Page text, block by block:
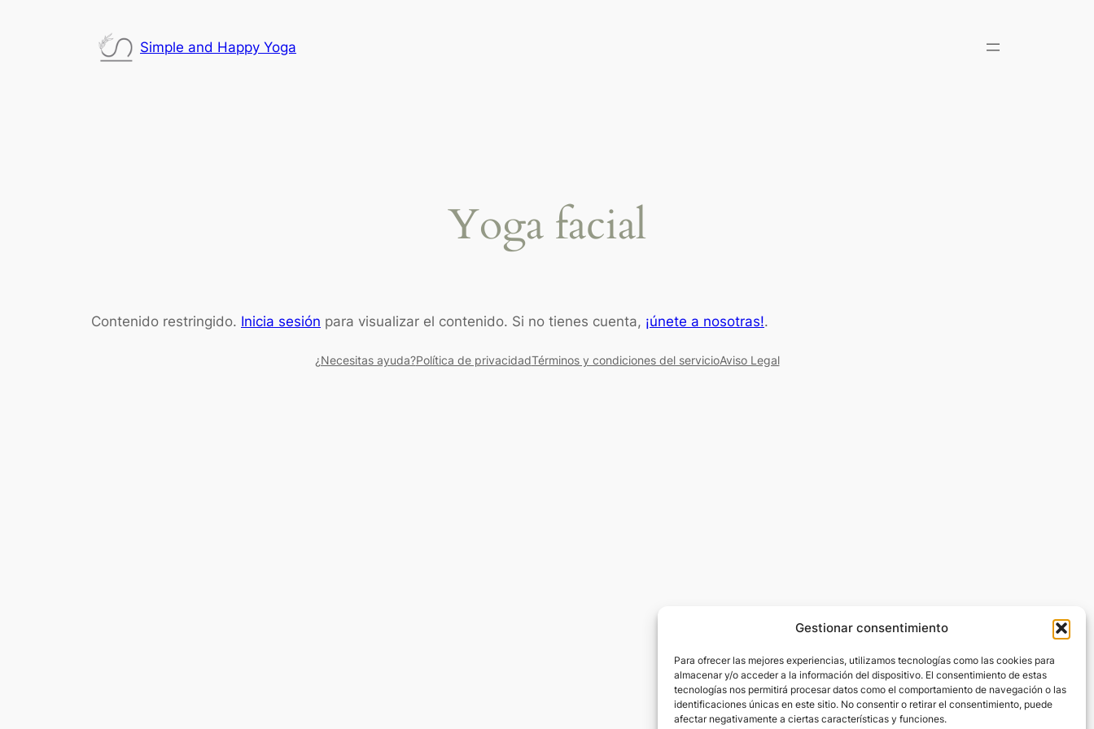
Gestionar consentimiento
Para ofrecer las mejores experiencias, utilizamos tecnologías como las cookies para
almacenar y/o acceder a la información del dispositivo. El consentimiento de estas
tecnologías nos permitirá procesar datos como el comportamiento de navegación o las
identificaciones únicas en este sitio. No consentir o retirar el consentimiento, puede
afectar negativamente a ciertas características y funciones.
Simple and Happy Yoga
Yoga facial
Contenido restringido. Inicia sesión para visualizar el contenido. Si no tienes cuenta, ¡únete a nosotras!.
¿Necesitas ayuda?Política de privacidadTérminos y condiciones del servicioAviso Legal